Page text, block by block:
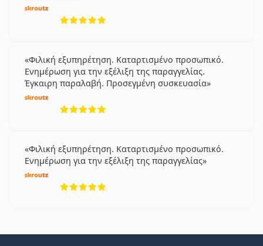
Φιλική εξυπηρέτηση. Καταρτισμένο προσωπικό.
Ενημέρωση για την εξέλιξη της παραγγελίας.
Έγκαιρη παραλαβή. Προσεγμένη συσκευασία
Φιλική εξυπηρέτηση. Καταρτισμένο προσωπικό.
Ενημέρωση για την εξέλιξη της παραγγελίας